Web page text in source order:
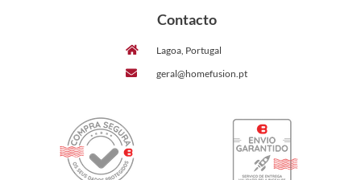
Contacto
Lagoa, Portugal
geral@homefusion.pt